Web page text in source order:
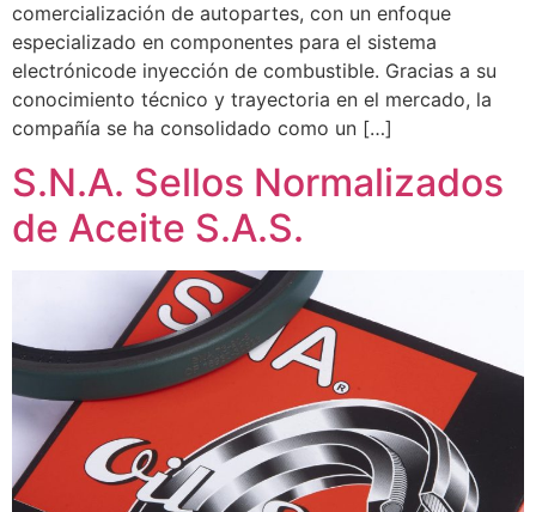
comercialización de autopartes, con un enfoque
especializado en componentes para el sistema
electrónicode inyección de combustible. Gracias a su
conocimiento técnico y trayectoria en el mercado, la
compañía se ha consolidado como un […]
S.N.A. Sellos Normalizados
de Aceite S.A.S.